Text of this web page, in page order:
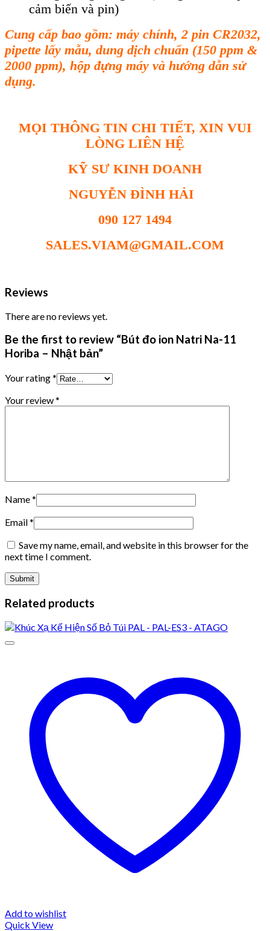
cảm biến và pin)
Cung cấp bao gồm: máy chính, 2 pin CR2032,
pipette lấy mẫu, dung dịch chuẩn (150 ppm &
2000 ppm), hộp đựng máy và hướng dẫn sử
dụng.
MỌI THÔNG TIN CHI TIẾT, XIN VUI
LÒNG LIÊN HỆ
KỸ SƯ KINH DOANH
NGUYỄN ĐÌNH HẢI
090 127 1494
SALES.VIAM@GMAIL.COM
Reviews
There are no reviews yet.
Be the first to review “Bút đo ion Natri Na-11
Horiba – Nhật bản”
Your rating*
Your review*
Name*
Email*
Save my name, email, and website in this browser for the
next time I comment.
Related products
Add to wishlist
Quick View